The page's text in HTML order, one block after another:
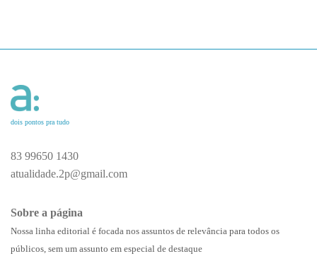
dois pontos pra tudo
83 99650 1430
atualidade.2p@gmail.com
Sobre a página
Nossa linha editorial é focada nos assuntos de relevância para todos os
públicos, sem um assunto em especial de destaque